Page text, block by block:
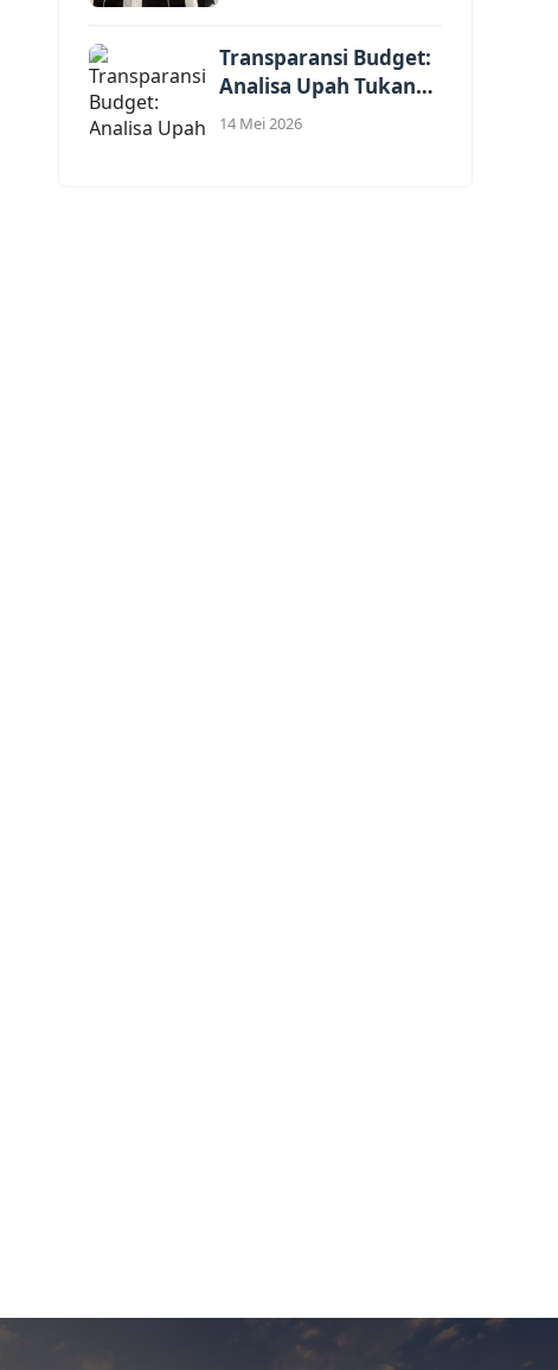
Transparansi Budget:
Analisa Upah Tukang
Per Meter Persegi...
14 Mei 2026